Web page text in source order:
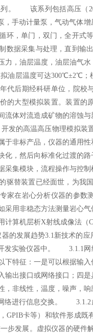
该系列包括高压（
泵，手动计量泵，气动
循环，单门，双门，全
制数据采集与处理，直
力，油层温度，油层油气
油层温度可达300℃±2℃
代后期经科研单位，院
的大型模拟装置。装置
流体对流造成矿物的溶蚀
开发的高温高压物理模
标产品，仪器的通用性
化，然后向标准化过渡的
采集模块，流程操作与控
驱替装置已经面世，为
在岩心分析仪器的参数
采用非稳态方法测量岩心
计算机层析X射线成像法
的发展趋势3.1新技术的
开发实验仪器中。 3.1.1
征：一是可以根据输入
输出接口或网络接口；四
，非线性，温度，噪声，
网络进行信息交换。
GPIB卡等）和软件形成
步发展。虚拟仪器的硬